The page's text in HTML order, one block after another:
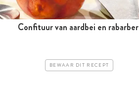
Confituur van aardbei en rabarber
BEWAAR DIT RECEPT